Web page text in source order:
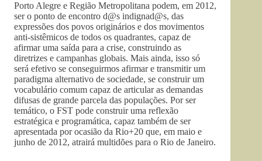
Porto Alegre e Região Metropolitana podem, em 2012,
ser o ponto de encontro d@s indignad@s, das
expressões dos povos originários e dos movimentos
anti-sistêmicos de todos os quadrantes, capaz de
afirmar uma saída para a crise, construindo as
diretrizes e campanhas globais. Mais ainda, isso só
será efetivo se conseguirmos afirmar e transmitir um
paradigma alternativo de sociedade, se construir um
vocabulário comum capaz de articular as demandas
difusas de grande parcela das populações. Por ser
temático, o FST pode construir uma reflexão
estratégica e programática, capaz também de ser
apresentada por ocasião da Rio+20 que, em maio e
junho de 2012, atrairá multidões para o Rio de Janeiro.